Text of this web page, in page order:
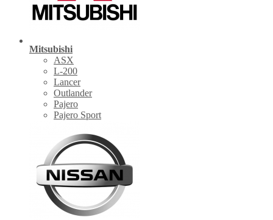
Mitsubishi
ASX
L-200
Lancer
Outlander
Pajero
Pajero Sport